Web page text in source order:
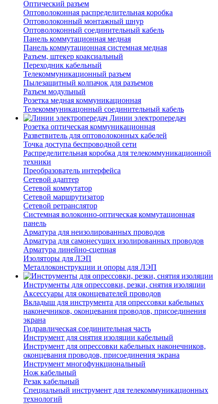
Оптический разъем
Оптоволоконная распределительная коробка
Оптоволоконный монтажный шнур
Оптоволоконный соединительный кабель
Панель коммутационная медная
Панель коммутационная системная медная
Разъем, штекер коаксиальный
Переходник кабельный
Телекоммуникационный разъем
Пылезащитный колпачок для разъемов
Разъем модульный
Розетка медная коммуникационная
Телекоммуникацонный соединительный кабель
Линии электропередач
Розетка оптическая коммуникационная
Разветвитель для оптоволоконных кабелей
Точка доступа беспроводной сети
Распределительная коробка для телекоммуникационной
техники
Преобразователь интерфейса
Сетевой адаптер
Сетевой коммутатор
Сетевой маршрутизатор
Сетевой ретранслятор
Системная волоконно-оптическая коммутационная
панель
Арматура для неизолированных проводов
Арматура для самонесущих изолированных проводов
Арматура линейно-сцепная
Изоляторы для ЛЭП
Металлоконструкции и опоры для ЛЭП
Инструменты для опрессовки, резки, снятия изоляции
Аксессуары для оконцевателей проводов
Вкладыш для инструмента для опрессовки кабельных
наконечников, оконцевания проводов, присоединения
экрана
Гидравлическая соединительная часть
Инструмент для снятия изоляции кабельный
Инструмент для опрессовки кабельных наконечников,
оконцевания проводов, присоединения экрана
Инструмент многофункциональный
Нож кабельный
Резак кабельный
Специальный инструмент для телекоммуникационных
технологий